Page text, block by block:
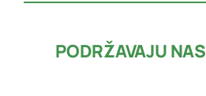
PODRŽAVAJU NAS